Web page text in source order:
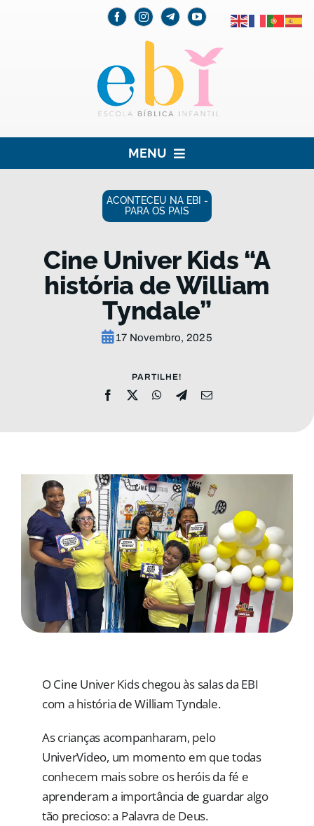
MENU
PARA AS CRIANÇAS
PARA OS PAIS
MENSAGENS
ACONTECEU NA EBI -
PARA OS PAIS
Cine Univer Kids “A
história de William
Tyndale”
17 Novembro, 2025
PARTILHE!
O Cine Univer Kids chegou às salas da EBI
com a história de William Tyndale.
As crianças acompanharam, pelo
UniverVideo, um momento em que todas
conhecem mais sobre os heróis da fé e
aprenderam a importância de guardar algo
tão precioso: a Palavra de Deus.